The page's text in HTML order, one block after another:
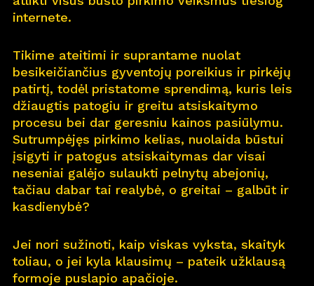
Apiemus
Karjera 11
Naujienos
Nauj ų namų kortelė
Kontaktai
internete.
Tikime ateitimi ir suprantame nuolat
besikeičiančius gyventojų poreikius ir pirkėjų
patirtį, todėl pristatome sprendimą, kuris leis
džiaugtis patogiu ir greitu atsiskaitymo
procesu bei dar geresniu kainos pasiūlymu.
Sutrumpėjęs pirkimo kelias, nuolaida būstui
įsigyti ir patogus atsiskaitymas dar visai
neseniai galėjo sulaukti pelnytų abejonių,
tačiau dabar tai realybė, o greitai – galbūt ir
kasdienybė?
Jei nori sužinoti, kaip viskas vyksta, skaityk
toliau, o jei kyla klausimų – pateik užklausą
formoje puslapio apačioje.